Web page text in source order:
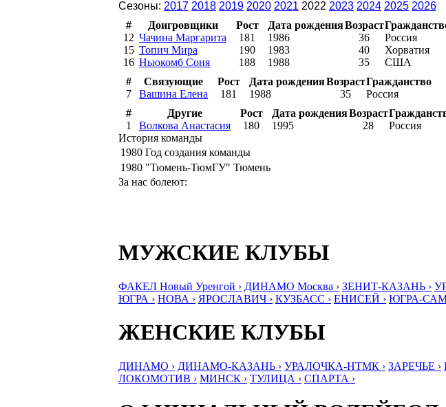
Сезоны: 2017 2018 2019 2020 2021 2022 2023 2024 2025 2026
#
Доигровщики Рост Дата рожденияВозраст
12 Чачина Маргарита 181 1986 36
Россия
15 Топич Мира 190 1983 40
Хорватия
16 Ньюкомб Соня 188 1988 35
США
#
Связующие Рост Дата рожденияВозрастГражданство
7
Вашина Елена 181 1988 35
Россия
#
Другие Рост Дата рожденияВозраст
1
Волкова Анастасия 180 1995 28
Россия
История команды
1980 Год создания команды
1980 "Тюмень-ТюмГУ" Тюмень
За нас болеют:
МУЖСКИЕ КЛУБЫ
ФАКЕЛ Новый Уренгой › ДИНАМО Москва › ЗЕНИТ-КАЗАНЬ ›
ЮГРА › НОВА › ЯРОСЛАВИЧ › КУЗБАСС › ЕНИСЕЙ › ЮГРА-
ЖЕНСКИЕ КЛУБЫ
ДИНАМО › ДИНАМО-КАЗАНЬ › УРАЛОЧКА-НТМК › ЗАРЕЧЬЕ ›
ЛОКОМОТИВ › МИНСК › ТУЛИЦА › СПАРТА ›